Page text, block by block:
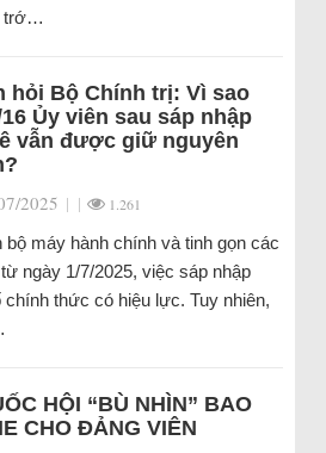
trớ…
hỏi Bộ Chính trị: Vì sao
16 Ủy viên sau sáp nhập
vẫn được giữ nguyên
2025 | | 1.261
máy hành chính và tinh gọn các
ngày 1/7/2025, việc sáp nhập
chính thức có hiệu lực. Tuy nhiên,
HỘI “BÙ NHÌN” BAO
CHO ĐẢNG VIÊN